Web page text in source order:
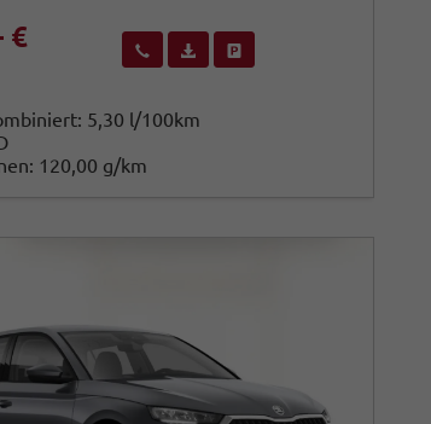
€ Wir rufen Sie anFahrzeugexposé (PDF)
Fahrzeug parken
5,30 l/100km
120,00 g/km